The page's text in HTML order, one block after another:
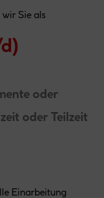
wir Sie als
oder
oder Teilzeit
Einarbeitung